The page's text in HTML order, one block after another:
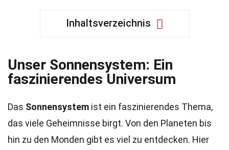
Inhaltsverzeichnis
Unser Sonnensystem: Ein
faszinierendes Universum
Das Sonnensystem ist ein faszinierendes Thema,
das viele Geheimnisse birgt. Von den Planeten bis
hin zu den Monden gibt es viel zu entdecken. Hier